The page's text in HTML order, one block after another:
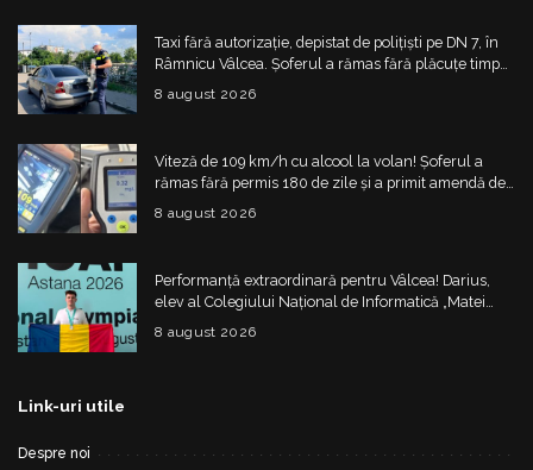
Taxi fără autorizație, depistat de polițiști pe DN 7, în
Râmnicu Vâlcea. Șoferul a rămas fără plăcuțe timp
de 6 luni
8 august 2026
Viteză de 109 km/h cu alcool la volan! Șoferul a
rămas fără permis 180 de zile și a primit amendă de
4.325 de lei
8 august 2026
Performanță extraordinară pentru Vâlcea! Darius,
elev al Colegiului Național de Informatică „Matei
Basarab”, a cucerit argintul la Olimpiada
Internațională de Inteligență Artificială
8 august 2026
Link-uri utile
Despre noi